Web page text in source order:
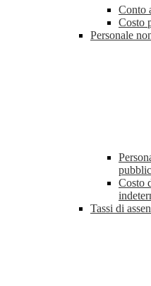
Conto
Costo
Personale
Costo
Tassi di